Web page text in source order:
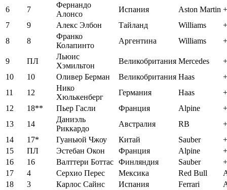
6 7
Фернандо
Алонсо
Испания Aston Martin
7
9 Алекс Элбон Тайланд Williams
8
8
Франко
Колапинто
Аргентина Williams
9 ПЛ
Льюис
Хэмильтон
Великобритания Mercedes
10
10 Оливер Берман Великобритания Haas
11
12
Нико
Хюлькенберг
Германия Haas
12
18** Пьер Гасли Франция Alpine
13
14
Даниэль
Риккардо
Австралия RB
14
17* Гуаньюй Чжоу Китай Sauber
15
ПЛ Эстебан Окон Франция Alpine
16
16 Валттери Боттас Финляндия Sauber
17
4 Серхио Перес Мексика Red Bull
18
3 Карлос Сайнс Испания Ferrari